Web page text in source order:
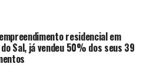
residencial em
Sal, já vendeu 50% dos seus 39